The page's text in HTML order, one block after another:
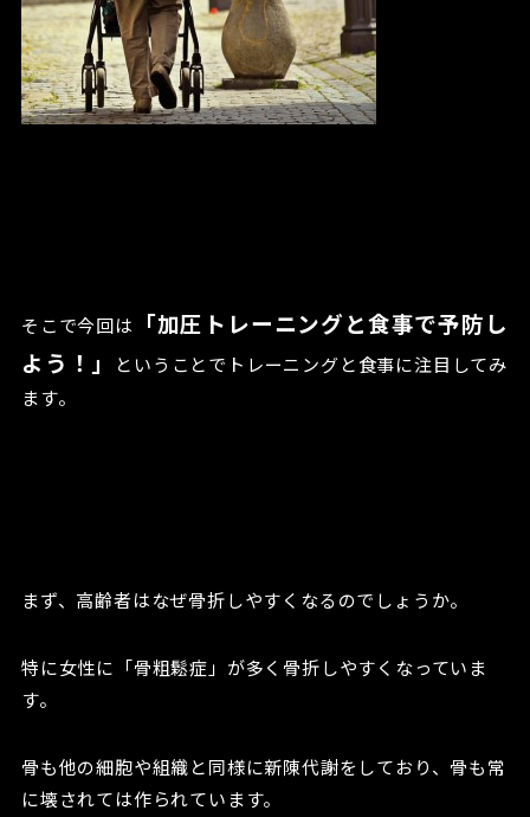
そこで今回は
「加圧トレーニングと食事で予防し
よう！」
ということでトレーニングと食事に注目してみ
ます。
まず、高齢者はなぜ骨折しやすくなるのでしょうか。
特に女性に「骨粗鬆症」が多く骨折しやすくなっていま
す。
骨も他の細胞や組織と同様に新陳代謝をしており、骨も常
に壊されては作られています。